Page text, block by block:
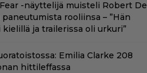
-näyttelijä muisteli Robert De
rooliinsa – ”Hän
kielillä ja trailerissa oli urkuri”
Emilia Clarke 208
hittileffassa